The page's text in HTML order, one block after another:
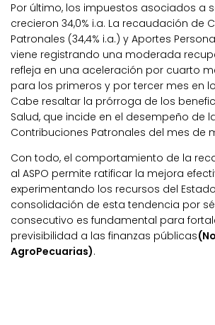
Por último, los impuestos asociados a
crecieron 34,0% i.a. La recaudación de
Patronales (34,4% i.a.) y Aportes
viene registrando una moderada
refleja en una aceleración por cuarto
para los primeros y por tercer mes en
Cabe resaltar la prórroga de los
Salud, que incide en el desempeño de
Contribuciones Patronales del mes de
Con todo, el comportamiento de la
al ASPO permite ratificar la mejora
experimentando los recursos del
consolidación de esta tendencia por
consecutivo es fundamental para
previsibilidad a las finanzas públicas
AgroPecuarias).